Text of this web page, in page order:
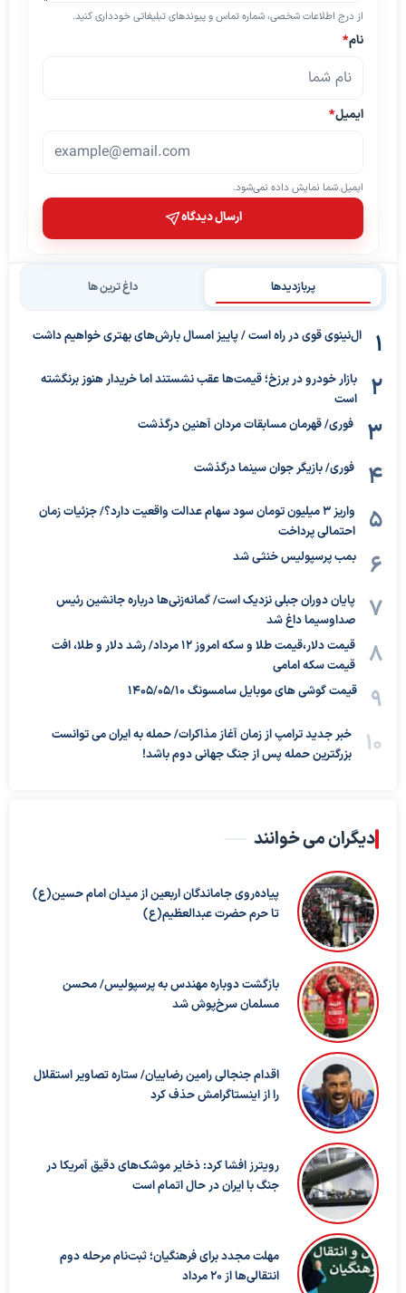
از درج اطلاعات شخصی، شماره تماس و پیوندهای تبلیغاتی خودداری کنید.
نام*
ایمیل*
ایمیل شما نمایش داده نمی‌شود.
ارسال دیدگاه
پربازدیدها داغ ترین ها
ال‌نینوی قوی در راه است / پاییز امسال بارش‌های بهتری خواهیم داشت
بازار خودرو در برزخ؛ قیمت‌ها عقب نشستند اما خریدار هنوز برنگشته
است
فوری/ قهرمان مسابقات مردان آهنین درگذشت
فوری/ بازیگر جوان سینما درگذشت
واریز ۳ میلیون تومان سود سهام عدالت واقعیت دارد؟/ جزئیات زمان
احتمالی پرداخت
بمب پرسپولیس خنثی شد
پایان دوران جبلی نزدیک است/ گمانه‌زنی‌ها درباره جانشین رئیس
صداوسیما داغ شد
قیمت دلار،قیمت طلا و سکه امروز ۱۲ مرداد/ رشد دلار و طلا، افت
قیمت سکه امامی
قیمت گوشی های موبایل سامسونگ 1405/05/10
خبر جدید ترامپ از زمان آغاز مذاکرات/ حمله به ایران می توانست
بزرگترین حمله پس از جنگ جهانی دوم باشد!
دیگران می خوانند
پیاده‌روی جاماندگان اربعین از میدان امام حسین(ع)
تا حرم حضرت عبدالعظیم(ع)
بازگشت دوباره مهندس به پرسپولیس/ محسن
مسلمان سرخ‌پوش شد
اقدام جنجالی رامین رضاییان/ ستاره تصاویر استقلال
را از اینستاگرامش حذف کرد
رویترز افشا کرد: ذخایر موشک‌های دقیق آمریکا در
جنگ با ایران در حال اتمام است
مهلت مجدد برای فرهنگیان؛ ثبت‌نام مرحله دوم
انتقالی‌ها از ۲۰ مرداد